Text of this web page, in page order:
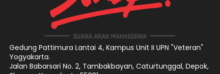
Gedung Pattimura Lantai 4, Kampus Unit II UPN "Veteran"
Yogyakarta.
Jalan Babarsari No. 2, Tambakbayan, Caturtunggal, Depok,